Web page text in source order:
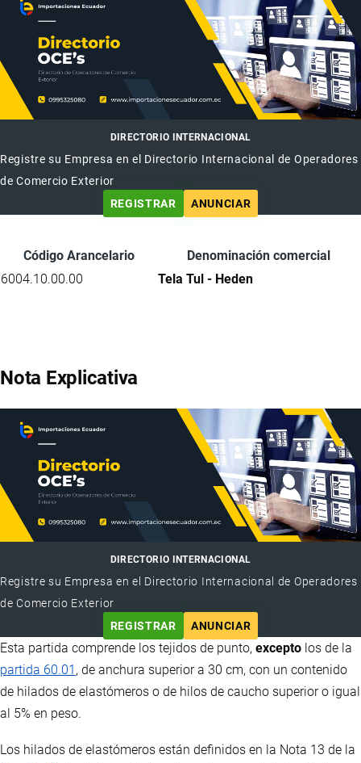
DIRECTORIO INTERNACIONAL
Registre su Empresa en el Directorio Internacional de Operadores
de Comercio Exterior
REGISTRAR
ANUNCIAR
Código Arancelario
Denominación comercial
6004.10.00.00
Tela Tul - Heden
Nota Explicativa
DIRECTORIO INTERNACIONAL
Registre su Empresa en el Directorio Internacional de Operadores
de Comercio Exterior
REGISTRAR
ANUNCIAR
Esta partida comprende los tejidos de punto, excepto los de la
partida 60.01 , de anchura superior a 30 cm, con un contenido
de hilados de elastómeros o de hilos de caucho superior o igual
al 5% en peso.
Los hilados de elastómeros están definidos en la Nota 13 de la